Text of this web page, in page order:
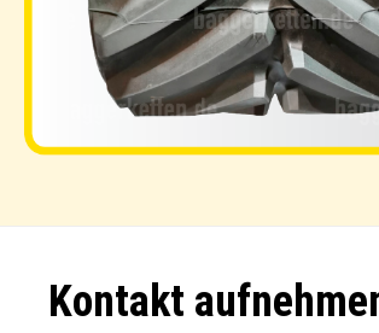
Footer
Kontakt